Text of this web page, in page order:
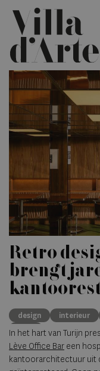
Retro
brengt
design interieur
bars
In het hart van Turijn
Lève Office Bar een
kantoorarchitectuur uit